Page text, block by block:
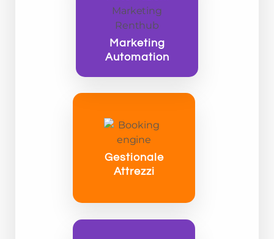
Gestionale
Attrezzi
Marketing
Automation